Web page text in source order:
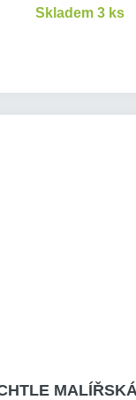
Skladem 3 ks